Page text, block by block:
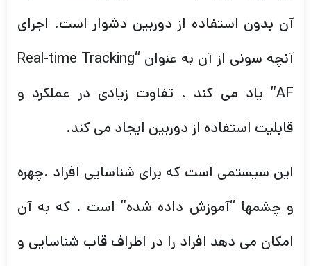
آن بدون استفاده از دوربین دشوار است. اجرای
آنچه سونی از آن به عنوان “Real-time Tracking
AF” یاد می کند . تفاوت زیادی در عملکرد و
قابلیت استفاده از دوربین ایجاد می کند.
این سیستمی است که برای شناسایی افراد .چهره
و چشمها “آموزش داده شده” است . که به آن
امکان می دهد افراد را در اطراف قاب شناسایی و